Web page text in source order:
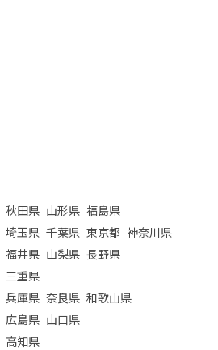
秋田県 山形県 福島県
埼玉県 千葉県 東京都 神奈川県
福井県 山梨県 長野県
三重県
兵庫県 奈良県 和歌山県
広島県 山口県
高知県